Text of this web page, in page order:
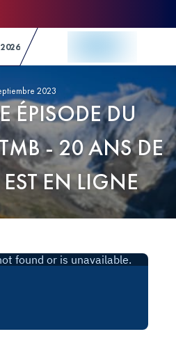
2023
ÉPISODE DU
- 20 ANS DE
EN LIGNE